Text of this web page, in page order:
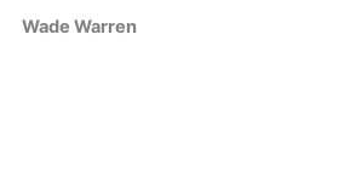
Wade Warren